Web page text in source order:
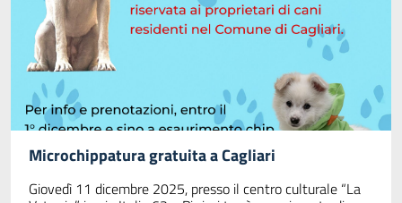
Microchippatura gratuita a Cagliari
Giovedì 11 dicembre 2025, presso il centro culturale “La